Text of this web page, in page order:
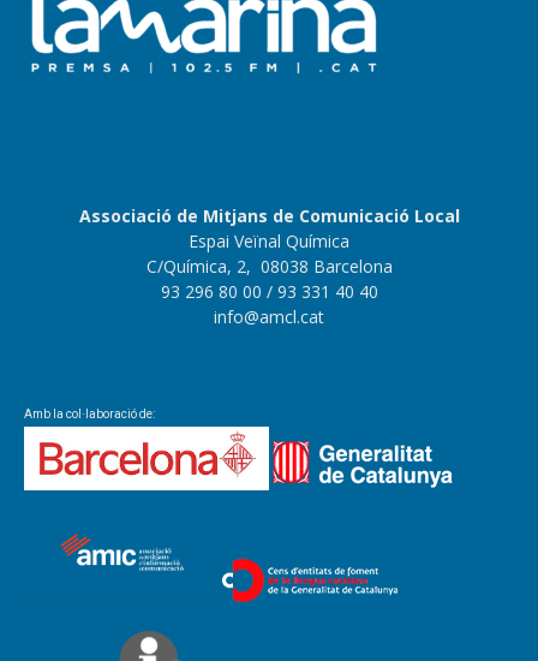
Associació de Mitjans de Comunicació Local
Espai Veïnal Química
C/Química, 2, 08038 Barcelona
93 296 80 00 / 93 331 40 40
info@amcl.cat
Amb la col·laboració de: